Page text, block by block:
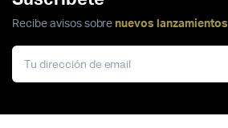
Recibe avisos sobre nuevos lanzamientos